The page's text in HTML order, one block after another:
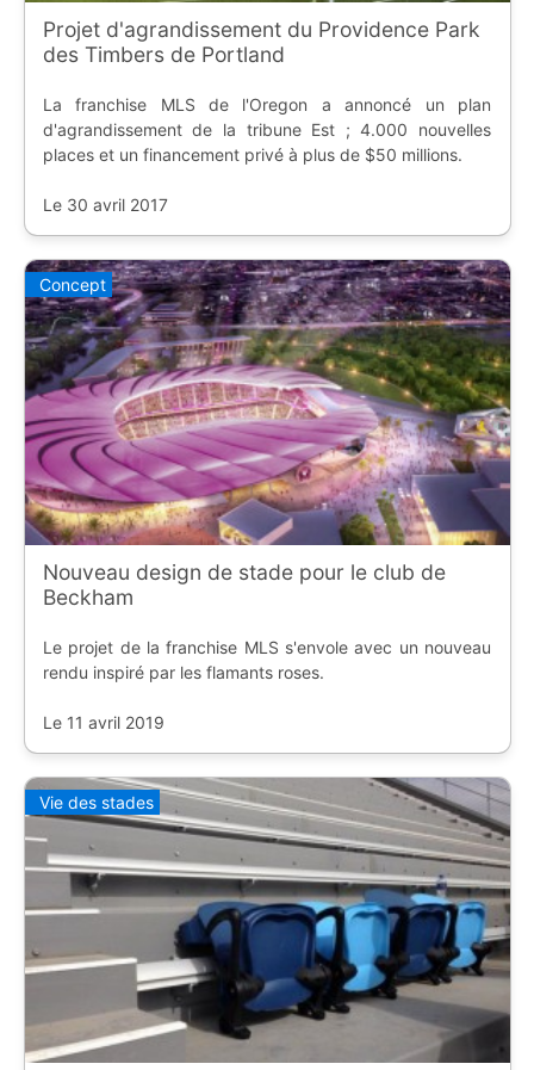
Projet d'agrandissement du Providence Park
des Timbers de Portland
La franchise MLS de l'Oregon a annoncé un plan
d'agrandissement de la tribune Est ; 4.000 nouvelles
places et un financement privé à plus de $50 millions.
Le 30 avril 2017
Concept
Nouveau design de stade pour le club de
Beckham
Le projet de la franchise MLS s'envole avec un nouveau
rendu inspiré par les flamants roses.
Le 11 avril 2019
Vie des stades